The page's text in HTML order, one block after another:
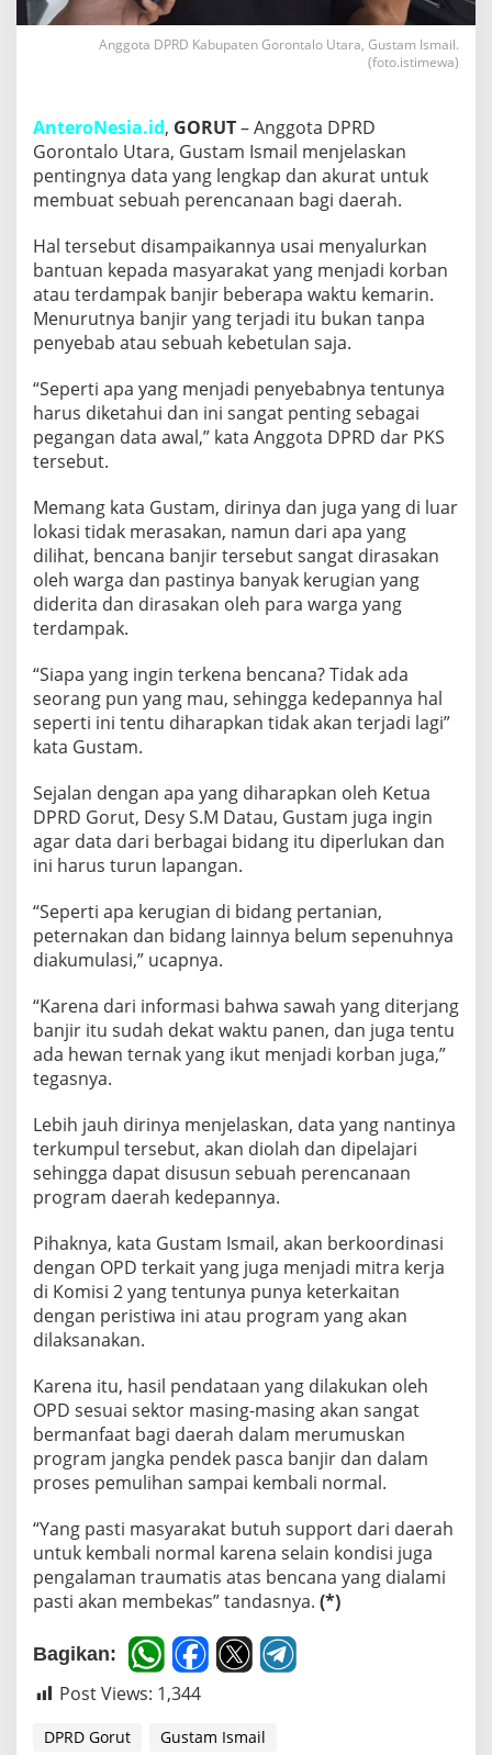
g
n
g
a
n
B
n
c
a
n
a
S
n
g
a
t
n
t
n
g
Anggota DPRD Kabupaten Gorontalo Utara, Gustam Ismail.
(foto.istimewa)
AnteroNesia.id, GORUT– Anggota DPRD
Gorontalo Utara, Gustam Ismail menjelaskan
pentingnya data yang lengkap dan akurat untuk
membuat sebuah perencanaan bagi daerah.
Hal tersebut disampaikannya usai menyalurkan
bantuan kepada masyarakat yang menjadi korban
atau terdampak banjir beberapa waktu kemarin.
Menurutnya banjir yang terjadi itu bukan tanpa
penyebab atau sebuah kebetulan saja.
“Seperti apa yang menjadi penyebabnya tentunya
harus diketahui dan ini sangat penting sebagai
pegangan data awal,” kata Anggota DPRD dar PKS
tersebut.
Memang kata Gustam, dirinya dan juga yang di luar
lokasi tidak merasakan, namun dari apa yang
dilihat, bencana banjir tersebut sangat dirasakan
oleh warga dan pastinya banyak kerugian yang
diderita dan dirasakan oleh para warga yang
terdampak.
“Siapa yang ingin terkena bencana? Tidak ada
seorang pun yang mau, sehingga kedepannya hal
seperti ini tentu diharapkan tidak akan terjadi lagi”
kata Gustam.
Sejalan dengan apa yang diharapkan oleh Ketua
DPRD Gorut, Desy S.M Datau, Gustam juga ingin
agar data dari berbagai bidang itu diperlukan dan
ini harus turun lapangan.
“Seperti apa kerugian di bidang pertanian,
peternakan dan bidang lainnya belum sepenuhnya
diakumulasi,” ucapnya.
“Karena dari informasi bahwa sawah yang diterjang
banjir itu sudah dekat waktu panen, dan juga tentu
ada hewan ternak yang ikut menjadi korban juga,”
tegasnya.
Lebih jauh dirinya menjelaskan, data yang nantinya
terkumpul tersebut, akan diolah dan dipelajari
sehingga dapat disusun sebuah perencanaan
program daerah kedepannya.
Pihaknya, kata Gustam Ismail, akan berkoordinasi
dengan OPD terkait yang juga menjadi mitra kerja
di Komisi 2 yang tentunya punya keterkaitan
dengan peristiwa ini atau program yang akan
dilaksanakan.
Karena itu, hasil pendataan yang dilakukan oleh
OPD sesuai sektor masing-masing akan sangat
bermanfaat bagi daerah dalam merumuskan
program jangka pendek pasca banjir dan dalam
proses pemulihan sampai kembali normal.
“Yang pasti masyarakat butuh support dari daerah
untuk kembali normal karena selain kondisi juga
pengalaman traumatis atas bencana yang dialami
pasti akan membekas” tandasnya. (*)
Bagikan:
Post Views: 1,344
DPRD Gorut Gustam Ismail